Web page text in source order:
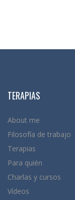
TERAPIAS
About me
Filosofía de trabajo
Terapias
Para quién
Charlas y cursos
Vídeos